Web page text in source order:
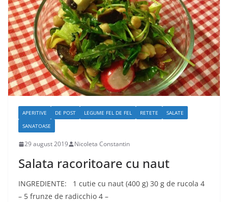
APERITIVE DE POST LEGUME FEL DE FEL RETETE
SALATE
SANATOASE
29 august 2019 Nicoleta Constantin
Salata racoritoare cu naut
INGREDIENTE: 1 cutie cu naut (400 g) 30 g de rucola 4
– 5 frunze de radicchio 4 –